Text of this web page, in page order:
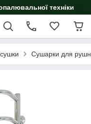
техніки
Сушарки для